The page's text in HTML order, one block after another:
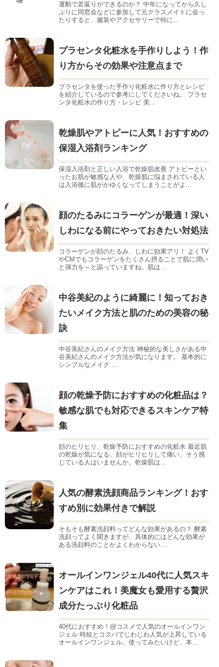
運動で若返りができるのか？ 中年になってから久し
ぶりに同窓会などに参加して元クラスメイトに会っ
たりすると、服装やアクセサリーで特に...
プラセンタ化粧水を手作りしよう！作
り方からその効果や注意点まで
プラセンタを使った手作り化粧水に作り方とレシピ
を紹介しているので参考にしてくださいね。 プラセ
ンタ化粧水の作り方・レシピ 美...
乾燥肌やアトピーに人気！おすすめの
保湿入浴剤ランキング
保湿入浴剤と正しい入浴で乾燥肌改善 アトピーとい
ったお肌が敏感な人や、乾燥肌に悩まされている人
は入浴後に肌がかゆくなってしまうことがよ...
顔のたるみにコラーゲンが最適！深い
しわになる前にやっておきたい対処法
コラーゲンが顔のたるみ、しわに効果アリ！ よくTV
やCMでもコラーゲンをたくさん摂ることで肌に潤い
と弾力を～と謳っていますね。肌は...
中谷美紀のように綺麗に！知っておき
たいメイク方法と肌のための美容の秘
訣
中谷美紀さんのメイク方法 神秘的な美しさがある中
谷美紀さんのメイク方法が気になります。 基本的に
シンプルなメイク ...
顔の乾燥予防におすすめの化粧品は？
敏感な肌でも対応できるスキンケア特
集
顔のヒリヒリ、乾燥予防におすすめの化粧水 最近肌
の乾燥が気になる、顔がヒリヒリして痛い、そう感
じている人はいませんか。乾燥肌は...
人気の酵素洗顔商品ランキング！おす
すめ別に効果付きで解説
そもそも酵素洗顔料ってどんな効果があるの？ 酵素
洗顔ってよく聞きますが、具体的にはどんな効果が
ある洗顔料のことかよくわからない...
オールインワンジェル40代に人気スキ
ンケアはこれ！美魔女も愛用する贅沢
成分たっぷり化粧品
40代におすすめ！@コスメで人気のオールインワン
ジェル 時短とコスパでじわじわ人気が上昇している
オールインワンジェル。使ってみたいけど、本...